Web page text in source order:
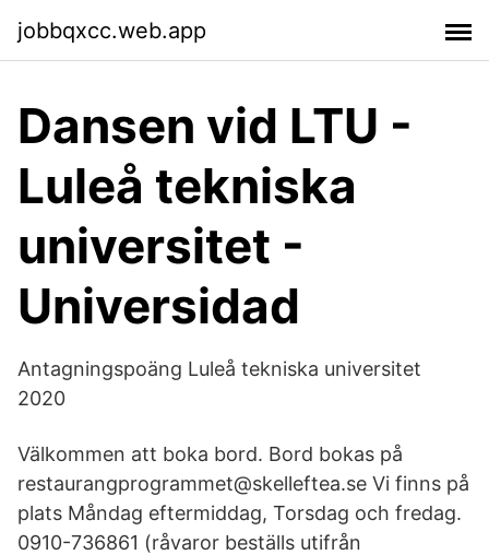
jobbqxcc.web.app
Dansen vid LTU -
Luleå tekniska
universitet -
Universidad
Antagningspoäng Luleå tekniska universitet
2020
Välkommen att boka bord. Bord bokas på
restaurangprogrammet@skelleftea.se Vi finns på
plats Måndag eftermiddag, Torsdag och fredag.
0910-736861 (råvaror beställs utifrån